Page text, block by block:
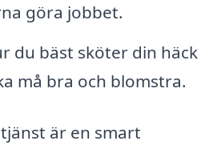
göra jobbet.
du bäst sköter din häck
må bra och blomstra.
är en smart